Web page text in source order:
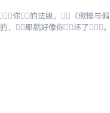
你的法眼。《傲慢与
，那就好像你坏了